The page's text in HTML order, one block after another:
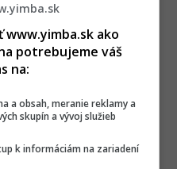
www.yimba.sk ako
potrebujeme váš
na:
a obsah, meranie reklamy a
skupín a vývoj služieb
k informáciám na zariadení